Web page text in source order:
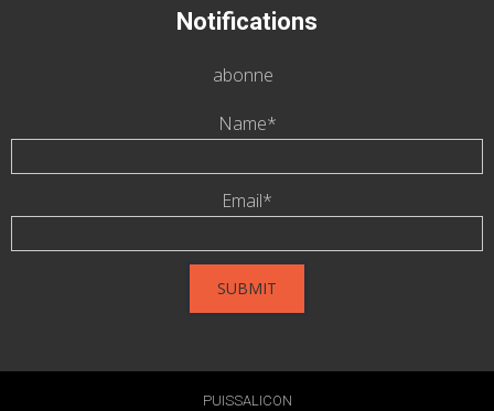
Notifications
abonne
Name*
Email*
PUISSALICON